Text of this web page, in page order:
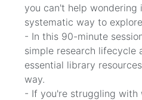
you can't help wondering
systematic way to
- In this 90-minute
simple research lifecycle
essential library
way.
- If you're struggling with